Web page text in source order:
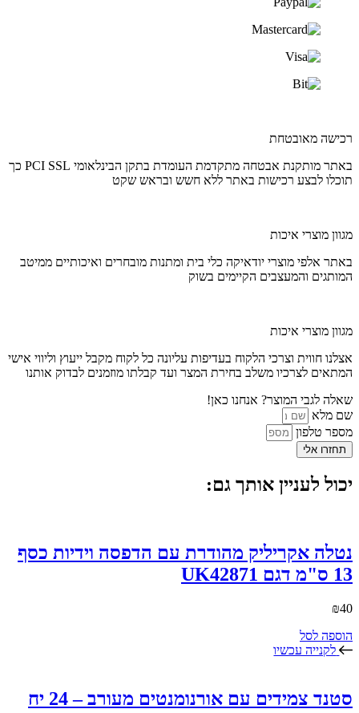
רכישה מאובטחת
באתר מותקנת אבטחה מתקדמת העומדת בתקן הבינלאומי PCI SSL כך
תוכלו לבצע רכישות באתר ללא חשש ובראש שקט
מגוון מוצרי איכות
באתר אלפי מוצרי יודאיקה כלי בית ומתנות מובחרים ואיכותיים ממיטב
המותגים והמעצבים הקיימים בשוק
מגוון מוצרי איכות
אצלנו חווית וצרכי הלקוח בעדיפות עליונה כל לקוח מקבל ייעוץ וליווי אישי
המתאים לצרכיו משלב בחירת המצר ועד קבלתו מוזמנים לבדוק אותנו
שאלה לגבי המוצר? אנחנו כאן!
שם מלא
מספר טלפון
תחזרו אלי
יכול לעניין אותך גם:
נטלה אקריליק מהודרת עם הדפסה וידיות כסף
13 ס"מ דגם UK42871
₪40
הוספה לסל
לקנייה עכשיו
סטנד צמידים עם אורנומנטים מעורב – 24 יח